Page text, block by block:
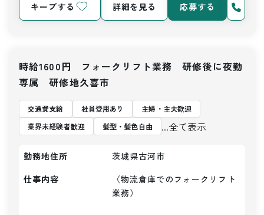
キープする 詳細を見る 応募する
時給1600円 フォークリフト業務 研修後に夜勤
専属 研修地久喜市
交通費支給 社員登用あり
主婦・主夫歓迎
業界未経験者歓迎
髪型・髪色自由 ...全て表示
勤務地住所
茨城県古河市
仕事内容
〈物流倉庫でのフォークリフト
業務）